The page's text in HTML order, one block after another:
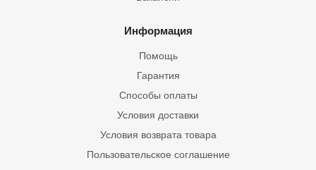
Информация
Помощь
Гарантия
Способы оплаты
Условия доставки
Условия возврата товара
Пользовательское соглашение